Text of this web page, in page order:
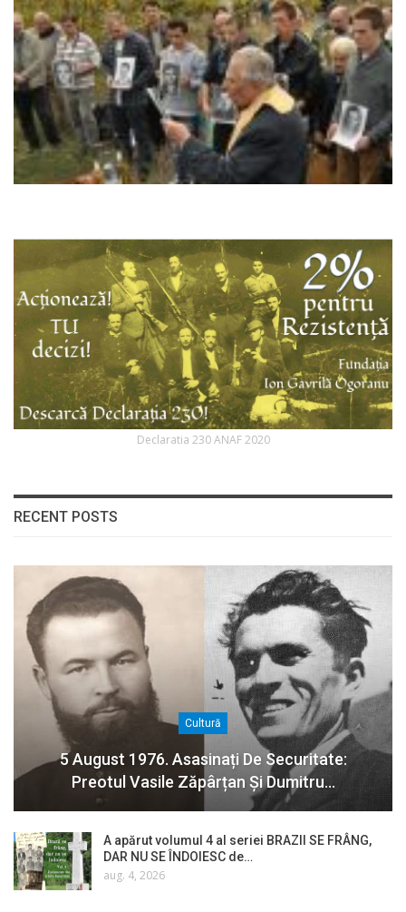
Declaratia 230 ANAF 2020
RECENT POSTS
Cultură
5 August 1976. Asasinați De Securitate:
Preotul Vasile Zăpârțan Și Dumitru…
A apărut volumul 4 al seriei BRAZII SE FRÂNG,
DAR NU SE ÎNDOIESC de…
aug. 4, 2026